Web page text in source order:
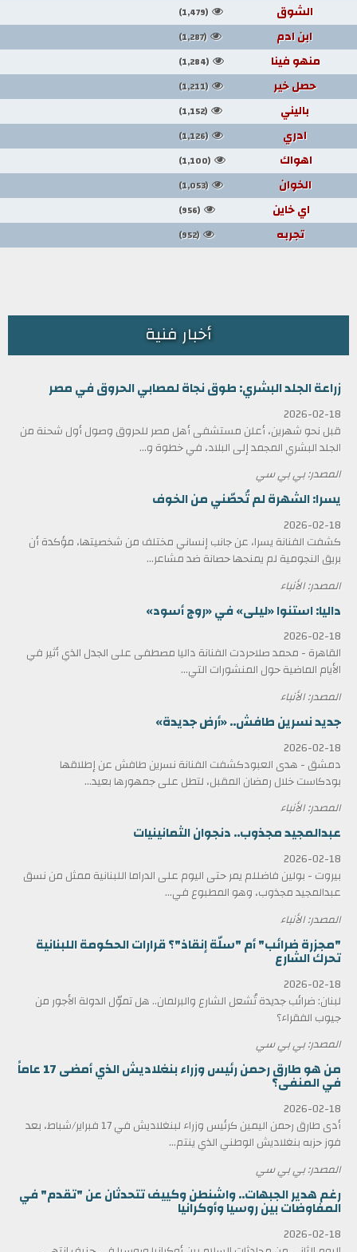
الشوق (1,479)
ابن ادم (1,287)
منهو فينا (1,284)
حصل خير (1,211)
باليني (1,152)
ادري (1,126)
اهواك (1,100)
الخوان (1,053)
اي خاين (956)
تجربه (952)
أخبار فنية
زراعة الجلد البشري: طوق نجاة لمصابي الحروق في مصر
2026-02-18
قبل نحو شهرين، أعلن مستشفى أهل مصر للحروق وصول أول شحنة من
الجلد البشري المجمد إلى البلاد، في خطوة و...
المصدر: بي بي سي
يسرا: الشهرة لم تُحصّني من الخوف
2026-02-18
كشفت الفنانة يسرا، عن جانب إنساني مختلف من شخصيتها، مؤكدة أن
بريق النجومية لم يمنحها حصانة ضد مشاعر...
المصدر: الأنباء
داليا: استنوا «ليلى» في «روج أسود»
2026-02-18
القاهرة - محمد صلاحردت الفنانة داليا مصطفى على الجدل الذي أثير في
الأيام الماضية حول المنشورات التي...
المصدر: الأنباء
جديد نسرين طافش.. «أرض جديدة»
2026-02-18
دمشق - هدى العبودكشفت الفنانة نسرين طافش عن إطلاقها
بودكاست خلال رمضان المقبل، لتطل على جمهورها بعيد...
المصدر: الأنباء
عبدالمجيد مجذوب.. دنجوان الثمانينيات
2026-02-18
بيروت - بولين فاضللم يمر حتى اليوم على الدراما اللبنانية ممثل من نسق
عبدالمجيد مجذوب، وهو المطبوع في...
المصدر: الأنباء
"مجزرة ضرائب" أم "سلّة إنقاذ"؟ قرارات الحكومة اللبنانية
تحرك الشارع
2026-02-18
لبنان: ضرائب جديدة تُشعل الشارع والبرلمان.. هل تموّل الدولة الأجور من
جيوب الفقراء؟
المصدر: بي بي سي
من هو طارق رحمن رئيس وزراء بنغلاديش الذي أمضى 17 عاماً
في المنفى؟
2026-02-18
أدى طارق رحمن اليمين كرئيس وزراء لبنغلاديش في 17 فبراير/شباط، بعد
فوز حزبه بنغلاديش الوطني الذي ينتم...
المصدر: بي بي سي
رغم هدير الجبهات.. واشنطن وكييف تتحدثان عن "تقدم" في
المفاوضات بين روسيا وأوكرانيا
2026-02-18